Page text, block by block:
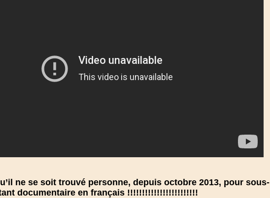
ne se soit trouvé personne, depuis octobre 2013, pour sous-
documentaire en français !!!!!!!!!!!!!!!!!!!!!!!!